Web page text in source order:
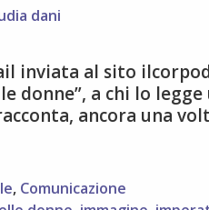
dani
inviata al sito
donne”, a chi lo
ancora una
, Comunicazione